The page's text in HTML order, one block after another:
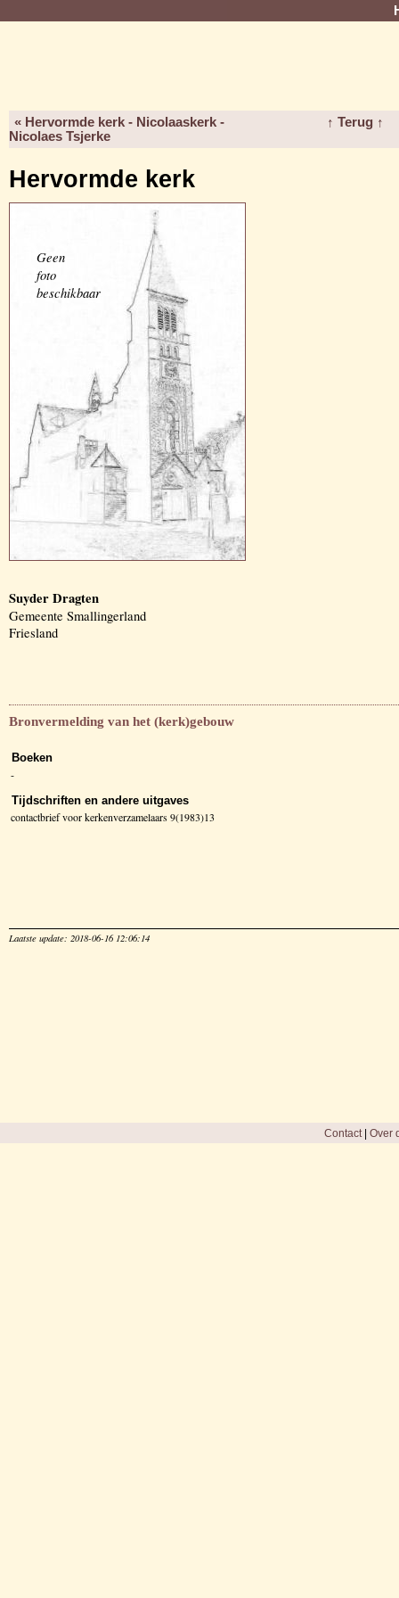
« Hervormde kerk - Nicolaaskerk -
Nicolaes Tsjerke
↑ Terug ↑
Hervormde kerk
Geen
foto
beschikbaar
Suyder Dragten
Gemeente Smallingerland
Friesland
Bronvermelding van het (kerk)gebouw
Boeken
-
Tijdschriften en andere uitgaves
contactbrief voor kerkenverzamelaars 9(1983)13
Laatste update: 2018-06-16 12:06:14
Contact| Over